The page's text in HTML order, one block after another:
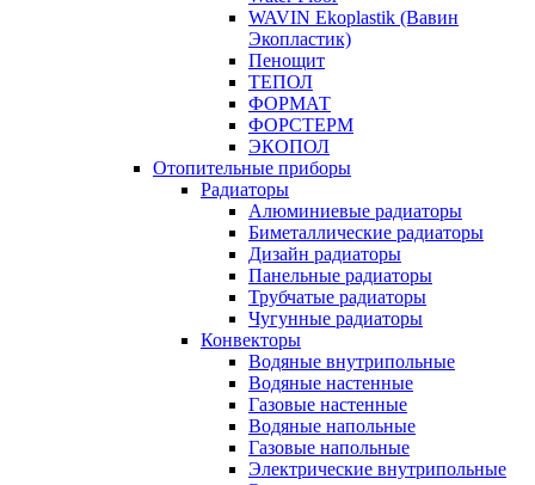
WAVIN Ekoplastik (Вавин
Экопластик)
Пенощит
ТЕПОЛ
ФОРМАТ
ФОРСТЕРМ
ЭКОПОЛ
Отопительные приборы
Радиаторы
Алюминиевые радиаторы
Биметаллические радиаторы
Дизайн радиаторы
Панельные радиаторы
Трубчатые радиаторы
Чугунные радиаторы
Конвекторы
Водяные внутрипольные
Водяные настенные
Газовые настенные
Водяные напольные
Газовые напольные
Электрические внутрипольные